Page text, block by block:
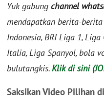
Yuk gabung channel
mendapatkan berita-
Indonesia, BRI Liga 1,
Italia, Liga Spanyol, bola
bulutangkis.Klik di sini
Saksikan Video Pilihan